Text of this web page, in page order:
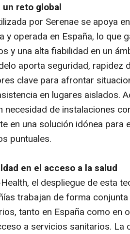
reto global
por Serenae se apoya
operada en España, lo que
y una alta fiabilidad en un
aporta seguridad, rapidez
clave para afrontar
en lugares aislados.
necesidad de instalaciones
en una solución idónea para
puntuales.
en el acceso a la salud
el despliegue de esta
trabajan de forma
tanto en España como en
a servicios sanitarios. La